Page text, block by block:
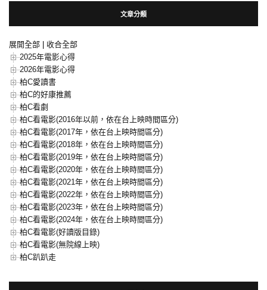
文章分類
展開全部
收合全部
2025年電影心得
2026年電影心得
柏C愛讀書
柏C的好康推薦
柏C看劇
柏C看電影(2016年以前，依在台上映時間區分)
柏C看電影(2017年，依在台上映時間區分)
柏C看電影(2018年，依在台上映時間區分)
柏C看電影(2019年，依在台上映時間區分)
柏C看電影(2020年，依在台上映時間區分)
柏C看電影(2021年，依在台上映時間區分)
柏C看電影(2022年，依在台上映時間區分)
柏C看電影(2023年，依在台上映時間區分)
柏C看電影(2024年，依在台上映時間區分)
柏C看電影(好讀版目錄)
柏C看電影(無院線上映)
柏C趴趴走